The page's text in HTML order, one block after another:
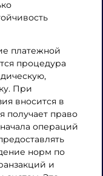
платежной
процедура
При
вносится в
получает право
операций
норм по
и